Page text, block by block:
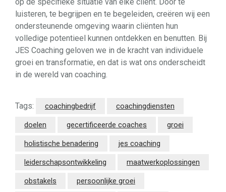
luisteren, te begrijpen en te begeleiden, creëren wij een
ondersteunende omgeving waarin cliënten hun
volledige potentieel kunnen ontdekken en benutten. Bij
JES Coaching geloven we in de kracht van individuele
groei en transformatie, en dat is wat ons onderscheidt
in de wereld van coaching.
Tags: coachingbedrijf coachingdiensten
doelen gecertificeerde coaches groei
holistische benadering jes coaching
leiderschapsontwikkeling maatwerkoplossingen
obstakels persoonlijke groei